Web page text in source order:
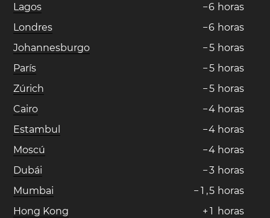
Lagos
−6 horas
Londres
−6 horas
Johannesburgo
−5 horas
París
−5 horas
Zúrich
−5 horas
Cairo
−4 horas
Estambul
−4 horas
Moscú
−4 horas
Dubái
−3 horas
Mumbai
− 1 ,5 horas
Hong Kong
+ 1 horas